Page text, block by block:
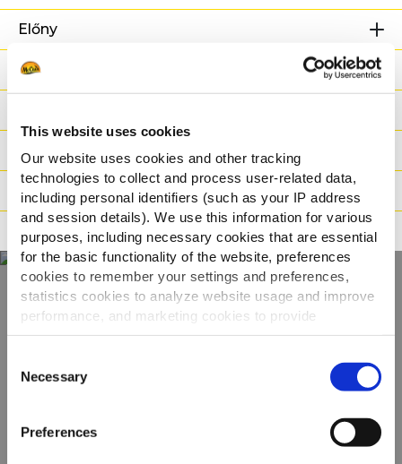
This website uses cookies
Our website uses cookies and other tracking
technologies to collect and process user-related data,
including personal identifiers (such as your IP address
and session details). We use this information for various
purposes, including necessary cookies that are essential
for the basic functionality of the website, preferences
cookies to remember your settings and preferences,
statistics cookies to analyze website usage and improve
performance, and marketing cookies to provide
personalized content and advertising.
By clicking 'Allow all cookies', you consent to the use of
all cookies. If you'd like to customize your preferences,
you can do so by clicking the options below and selecting
'Allow selection.'
Selection
Necessary
Preferences
Előny
Tápanyag-információ
Súly / Méret
Elkészítési javaslat
Állítások
Fedezze fel teljes